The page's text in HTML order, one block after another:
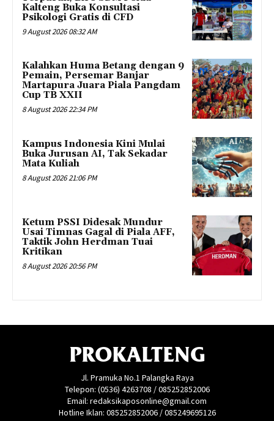
Kalteng Buka Konsultasi
Psikologi Gratis di CFD
9 August 2026 08:32 AM
Kalahkan Huma Betang dengan 9
Pemain, Persemar Banjar
Martapura Juara Piala Pangdam
Cup TB XXII
8 August 2026 22:34 PM
Kampus Indonesia Kini Mulai
Buka Jurusan AI, Tak Sekadar
Mata Kuliah
8 August 2026 21:06 PM
Ketum PSSI Didesak Mundur
Usai Timnas Gagal di Piala AFF,
Taktik John Herdman Tuai
Kritikan
8 August 2026 20:56 PM
PROKALTENG
Jl. Pramuka No.1 Palangka Raya
Telepon: (0536) 4263708 / 085252852006
Email: redaksikaposonline@gmail.com
Hotline Iklan: 085252852006 / 085249695126